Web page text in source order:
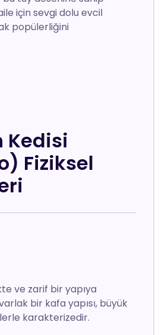
için sevgi dolu evcil
popülerliğini
Kedisi
Fiziksel
ve zarif bir yapıya
bir kafa yapısı, büyük
karakterizedir.